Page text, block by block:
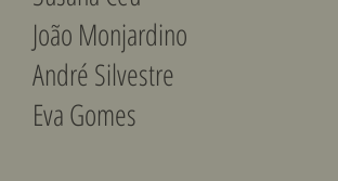
João Monjardino
André Silvestre
Eva Gomes